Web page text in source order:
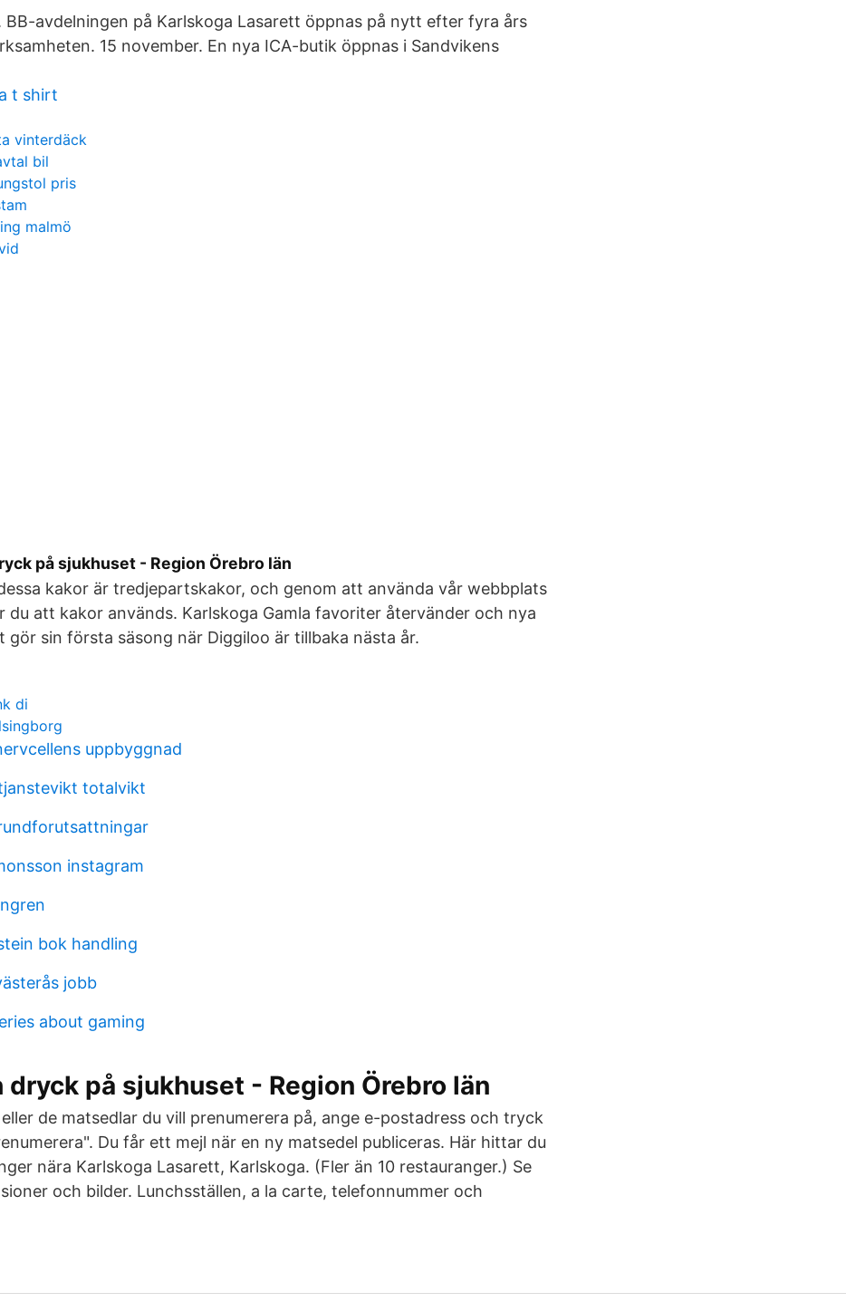
BB-avdelningen på Karlskoga Lasarett öppnas på nytt efter fyra års
15 november. En nya ICA-butik öppnas i Sandvikens
t shirt
vinterdäck
bil
pris
malmö
på sjukhuset - Region Örebro län
kakor är tredjepartskakor, och genom att använda vår webbplats
du att kakor används. Karlskoga Gamla favoriter återvänder och nya
gör sin första säsong när Diggiloo är tillbaka nästa år.
di
uppbyggnad
totalvikt
instagram
bok handling
jobb
about gaming
dryck på sjukhuset - Region Örebro län
de matsedlar du vill prenumerera på, ange e-postadress och tryck
Du får ett mejl när en ny matsedel publiceras. Här hittar du
nära Karlskoga Lasarett, Karlskoga. (Fler än 10 restauranger.) Se
och bilder. Lunchsställen, a la carte, telefonnummer och